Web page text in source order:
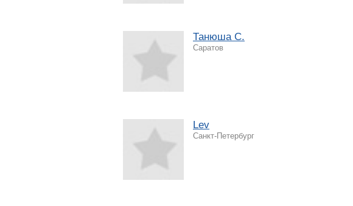
Танюша С.
Саратов
Lev
Санкт-Петербург